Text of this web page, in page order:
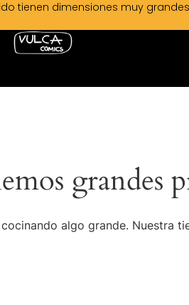
tienen dimensiones muy
grandes
cocinando algo grande. Nuestra